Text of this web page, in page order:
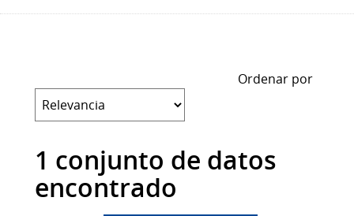
Ordenar por
1 conjunto de datos
encontrado